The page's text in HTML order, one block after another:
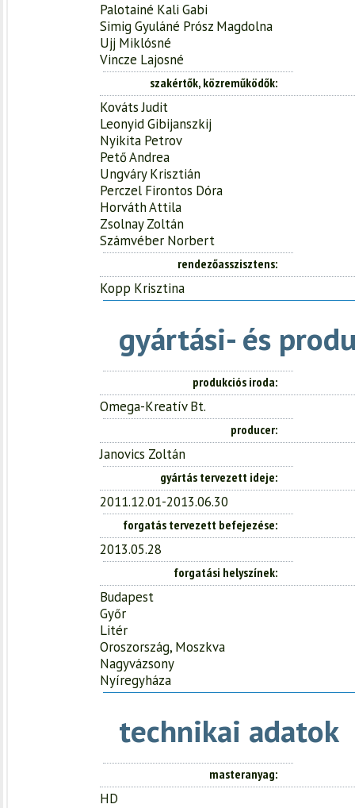
Palotainé Kali Gabi
Simig Gyuláné Prósz Magdolna
Ujj Miklósné
Vincze Lajosné
szakértők, közreműködők
Kováts Judit
Leonyid Gibijanszkij
Nyikita Petrov
Pető Andrea
Ungváry Krisztián
Perczel Firontos Dóra
Horváth Attila
Zsolnay Zoltán
Számvéber Norbert
rendezőasszisztens
Kopp Krisztina
gyártási- és
produkciós iroda
Omega-Kreatív Bt.
producer
Janovics Zoltán
gyártás tervezett ideje
2011.12.01-2013.06.30
forgatás tervezett befejezése
2013.05.28
forgatási helyszínek
Budapest
Győr
Litér
Oroszország, Moszkva
Nagyvázsony
Nyíregyháza
technikai adatok
masteranyag
HD